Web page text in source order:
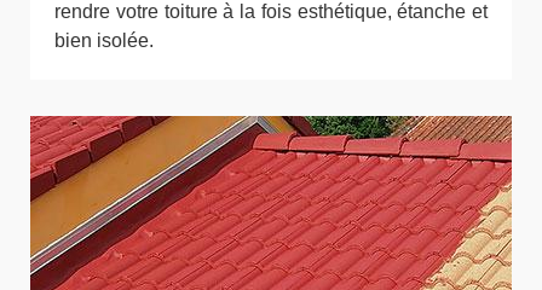
rendre votre toiture à la fois esthétique, étanche et
bien isolée.